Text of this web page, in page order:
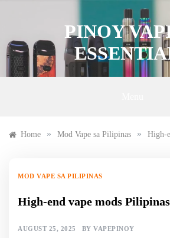
PINOY
Home » Mod Vape sa Pilipinas » High-
MOD VAPE SA PILIPINAS
High-end vape mods Pilipinas
AUGUST 25, 2025 BY VAPEPINOY